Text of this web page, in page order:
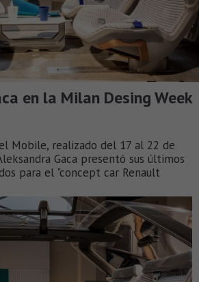
en la Milan Desing Week
Mobile, realizado del 17 al 22 de
Gaca presentó sus últimos
para el "concept car Renault